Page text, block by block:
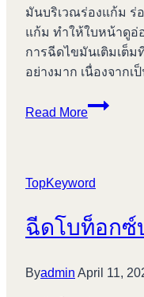
มันบริเวณร่องแก้ม ร่
แก้ม ทำให้ใบหน้าดูอ่
การฉีดไขมันเติมเต็
อย่างมาก เนื่องจากเ
Read More
เสริม
TopKeyword
ฉีดโบท็อกซ์
Byadmin April 11,